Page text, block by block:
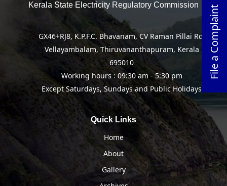
File a Complaint
Kerala State Electricity Regulatory Commission
GX46+RJ8, K.P.F.C. Bhavanam, CV Raman Pillai Rd,
Vellayambalam, Thiruvananthapuram, Kerala
695010
Working hours : 09:30 am - 5:30 pm
Except Saturdays, Sundays and Public Holidays
Quick Links
Home
About
Gallery